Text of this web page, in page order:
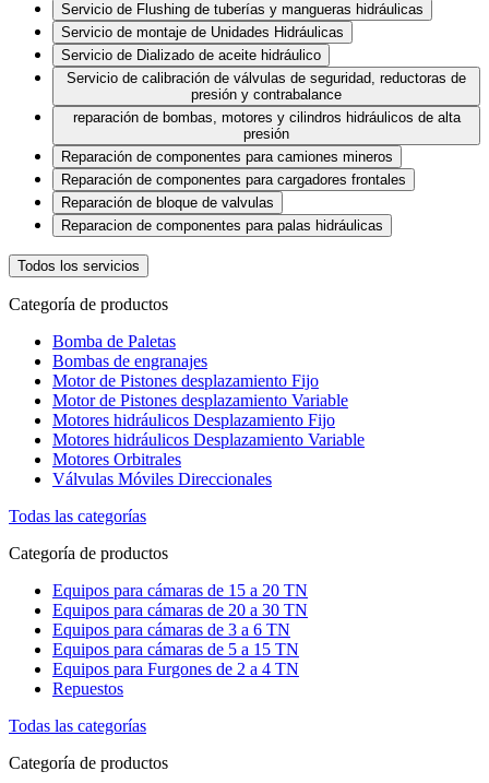
Servicio de Flushing de tuberías y mangueras hidráulicas
Servicio de montaje de Unidades Hidráulicas
Servicio de Dializado de aceite hidráulico
Servicio de calibración de válvulas de seguridad, reductoras de
presión y contrabalance
reparación de bombas, motores y cilindros hidráulicos de alta
presión
Reparación de componentes para camiones mineros
Reparación de componentes para cargadores frontales
Reparación de bloque de valvulas
Reparacion de componentes para palas hidráulicas
Todos los servicios
Categoría de productos
Bomba de Paletas
Bombas de engranajes
Motor de Pistones desplazamiento Fijo
Motor de Pistones desplazamiento Variable
Motores hidráulicos Desplazamiento Fijo
Motores hidráulicos Desplazamiento Variable
Motores Orbitrales
Válvulas Móviles Direccionales
Todas las categorías
Categoría de productos
Equipos para cámaras de 15 a 20 TN
Equipos para cámaras de 20 a 30 TN
Equipos para cámaras de 3 a 6 TN
Equipos para cámaras de 5 a 15 TN
Equipos para Furgones de 2 a 4 TN
Repuestos
Todas las categorías
Categoría de productos